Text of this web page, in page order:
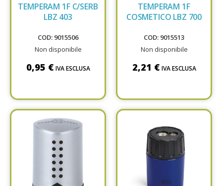
TEMPERAM 1F C/SERB
LBZ 403
COD: 9015506
Non disponibile
0,95 € IVA ESCLUSA
TEMPERAM 1F
COSMETICO LBZ 700
COD: 9015513
Non disponibile
2,21 € IVA ESCLUSA